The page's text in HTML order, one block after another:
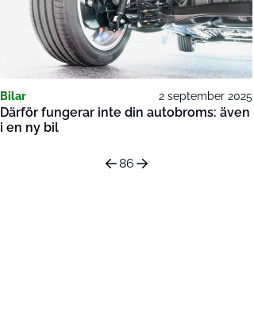
Bilar 2 september 2025
Därför fungerar inte din autobroms: även
i en ny bil
86